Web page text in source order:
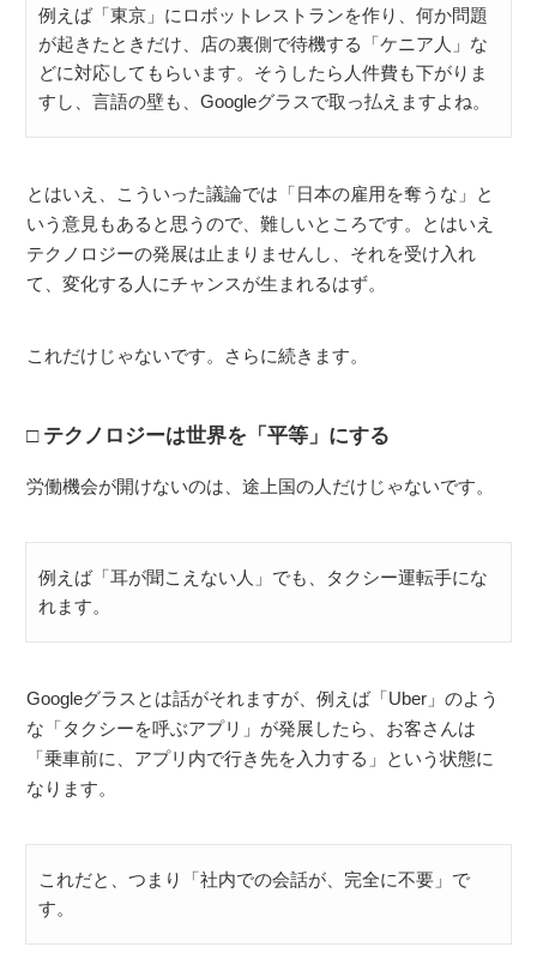
例えば「東京」にロボットレストランを作り、何か問題
が起きたときだけ、店の裏側で待機する「ケニア人」な
どに対応してもらいます。そうしたら人件費も下がりま
すし、言語の壁も、Googleグラスで取っ払えますよね。
とはいえ、こういった議論では「日本の雇用を奪うな」と
いう意見もあると思うので、難しいところです。とはいえ
テクノロジーの発展は止まりませんし、それを受け入れ
て、変化する人にチャンスが生まれるはず。
これだけじゃないです。さらに続きます。
テクノロジーは世界を「平等」にする
労働機会が開けないのは、途上国の人だけじゃないです。
例えば「耳が聞こえない人」でも、タクシー運転手にな
れます。
Googleグラスとは話がそれますが、例えば「Uber」のよう
な「タクシーを呼ぶアプリ」が発展したら、お客さんは
「乗車前に、アプリ内で行き先を入力する」という状態に
なります。
これだと、つまり「社内での会話が、完全に不要」で
す。